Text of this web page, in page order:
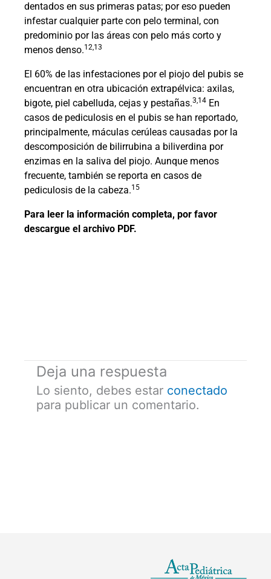
dentados en sus primeras patas; por eso pueden
infestar cualquier parte con pelo terminal, con
predominio por las áreas con pelo más corto y
menos denso.12,13
El 60% de las infestaciones por el piojo del pubis se
encuentran en otra ubicación extrapélvica: axilas,
bigote, piel cabelluda, cejas y pestañas.3,14 En
casos de pediculosis en el pubis se han reportado,
principalmente, máculas cerúleas causadas por la
descomposición de bilirrubina a biliverdina por
enzimas en la saliva del piojo. Aunque menos
frecuente, también se reporta en casos de
pediculosis de la cabeza.15
Para leer la información completa, por favor
descargue el archivo PDF.
Deja una respuesta
Lo siento, debes estar conectado
para publicar un comentario.